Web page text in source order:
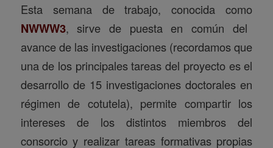
Esta semana de trabajo, conocida como
NWWW3, sirve de puesta en común del
avance de las investigaciones (recordamos que
una de los principales tareas del proyecto es el
desarrollo de 15 investigaciones doctorales en
régimen de cotutela), permite compartir los
intereses de los distintos miembros del
consorcio y realizar tareas formativas propias